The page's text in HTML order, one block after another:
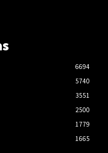
6694
5740
3551
2500
1779
1665